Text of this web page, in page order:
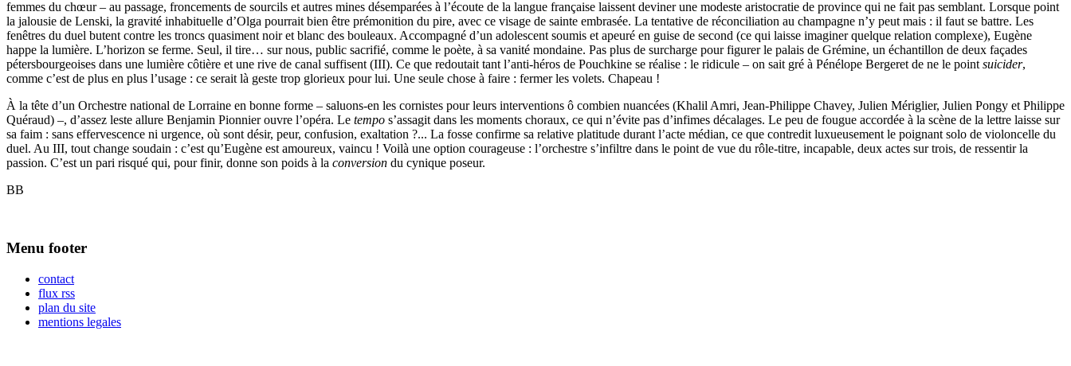
femmes du chœur – au passage, froncements de sourcils et autres mines désemparées à l’écoute de la langue française laissent deviner une modeste aristocratie de province qui ne fait pas semblant. Lorsque point
la jalousie de Lenski, la gravité inhabituelle d’Olga pourrait bien être prémonition du pire, avec ce visage de sainte embrasée. La tentative de réconciliation au champagne n’y peut mais : il faut se battre. Les
fenêtres du duel butent contre les troncs quasiment noir et blanc des bouleaux. Accompagné d’un adolescent soumis et apeuré en guise de second (ce qui laisse imaginer quelque relation complexe), Eugène
happe la lumière. L’horizon se ferme. Seul, il tire… sur nous, public sacrifié, comme le poète, à sa vanité mondaine. Pas plus de surcharge pour figurer le palais de Grémine, un échantillon de deux façades
pétersbourgeoises dans une lumière côtière et une rive de canal suffisent (III). Ce que redoutait tant l’anti-héros de Pouchkine se réalise : le ridicule – on sait gré à Pénélope Bergeret de ne le point suicider,
comme c’est de plus en plus l’usage : ce serait là geste trop glorieux pour lui. Une seule chose à faire : fermer les volets. Chapeau !
À la tête d’un Orchestre national de Lorraine en bonne forme – saluons-en les cornistes pour leurs interventions ô combien nuancées (Khalil Amri, Jean-Philippe Chavey, Julien Mériglier, Julien Pongy et Philippe
Quéraud) –, d’assez leste allure Benjamin Pionnier ouvre l’opéra. Le tempo s’assagit dans les moments choraux, ce qui n’évite pas d’infimes décalages. Le peu de fougue accordée à la scène de la lettre laisse sur
sa faim : sans effervescence ni urgence, où sont désir, peur, confusion, exaltation ?... La fosse confirme sa relative platitude durant l’acte médian, ce que contredit luxueusement le poignant solo de violoncelle du
duel. Au III, tout change soudain : c’est qu’Eugène est amoureux, vaincu ! Voilà une option courageuse : l’orchestre s’infiltre dans le point de vue du rôle-titre, incapable, deux actes sur trois, de ressentir la
passion. C’est un pari risqué qui, pour finir, donne son poids à la conversion du cynique poseur.
BB
Menu footer
contact
flux rss
plan du site
mentions legales